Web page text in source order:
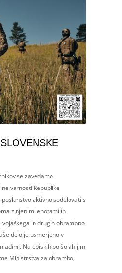
se zavedamo
varnosti Republike
aktivno sodelovati s
z njenimi enotami in
in drugih obrambno
delo je usmerjeno v
Na obiskih po šolah jim
Ministrstva za obrambo,